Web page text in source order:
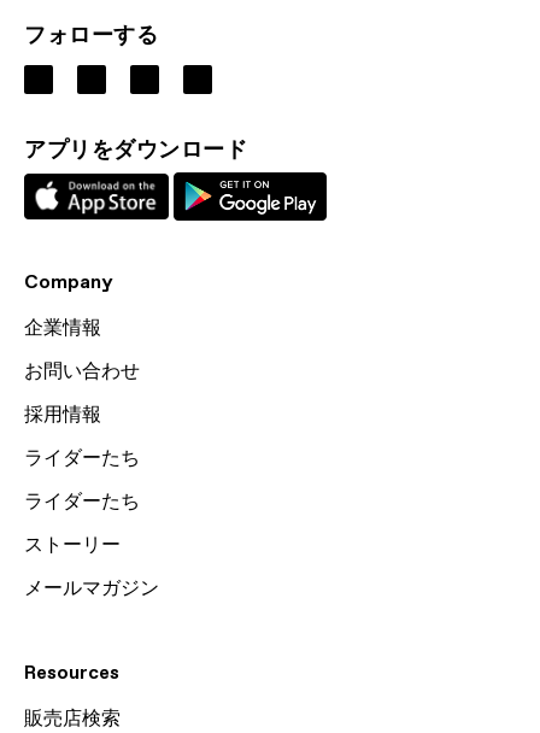
フォローする
アプリをダウンロード
Company
企業情報
お問い合わせ
採用情報
ライダーたち
ライダーたち
ストーリー
メールマガジン
Resources
販売店検索